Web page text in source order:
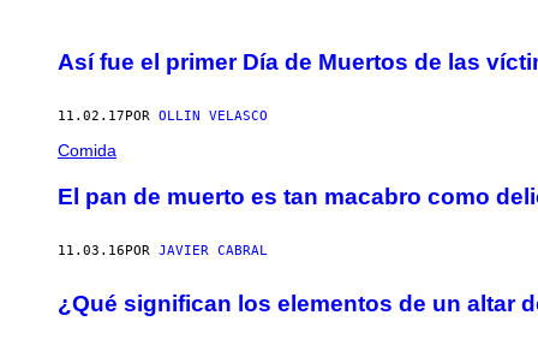
Así fue el primer Día de Muertos de las
11.02.17 POR OLLIN VELASCO
Comida
El pan de muerto es tan macabro como
11.03.16POR JAVIER CABRAL
¿Qué significan los elementos de un altar